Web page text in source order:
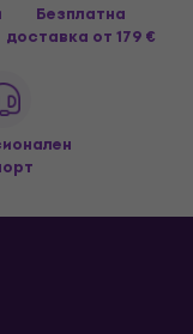
Безплатна
доставка от 179 €